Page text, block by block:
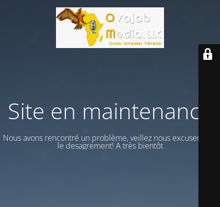
Site en maintenance
Nous avons rencontré un problème, veillez nous excuser vour
le desagrement! A très bientôt